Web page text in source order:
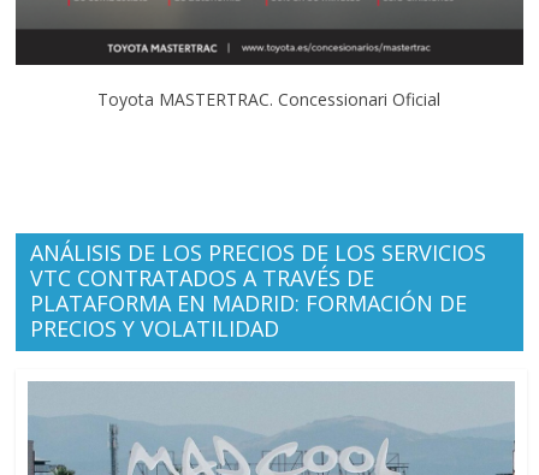
Toyota MASTERTRAC. Concessionari Oficial
ANÁLISIS DE LOS PRECIOS DE LOS SERVICIOS
VTC CONTRATADOS A TRAVÉS DE
PLATAFORMA EN MADRID: FORMACIÓN DE
PRECIOS Y VOLATILIDAD